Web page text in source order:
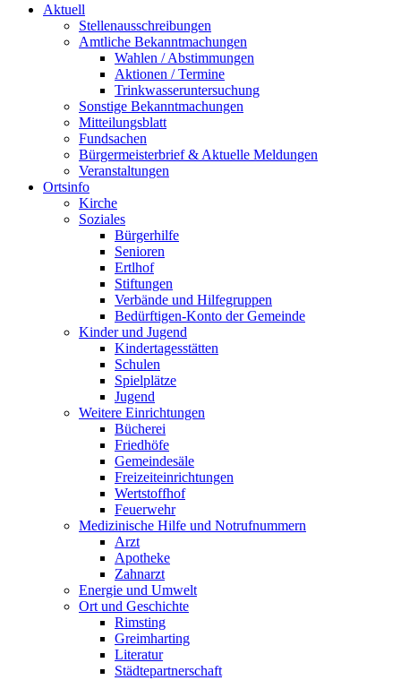
Aktuell
Stellenausschreibungen
Amtliche Bekanntmachungen
Wahlen / Abstimmungen
Aktionen / Termine
Trinkwasseruntersuchung
Sonstige Bekanntmachungen
Mitteilungsblatt
Fundsachen
Bürgermeisterbrief & Aktuelle Meldungen
Veranstaltungen
Ortsinfo
Kirche
Soziales
Bürgerhilfe
Senioren
Ertlhof
Stiftungen
Verbände und Hilfegruppen
Bedürftigen-Konto der Gemeinde
Kinder und Jugend
Kindertagesstätten
Schulen
Spielplätze
Jugend
Weitere Einrichtungen
Bücherei
Friedhöfe
Gemeindesäle
Freizeiteinrichtungen
Wertstoffhof
Feuerwehr
Medizinische Hilfe und Notrufnummern
Arzt
Apotheke
Zahnarzt
Energie und Umwelt
Ort und Geschichte
Rimsting
Greimharting
Literatur
Städtepartnerschaft